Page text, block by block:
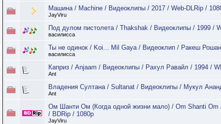
Машина / Machine / Видеоклипы / 2017 / Web-DLRip /
JayViru
Под дулом пистолета / Thakshak / Видеоклипы / 1999 /
василисса
Ты не одинок / Koi... Mil Gaya / Видеоклип / Ракеш
василисса
Каприз / Anjaam / Видеоклипы / Рахул Равайл / 1994 /
Ant
Владения Султана / Sultanat / Видеоклипы / Мукул
Ant
Ом Шанти Ом (Когда одной жизни мало) / Om Shanti
/ BDRip / 1080p
JayViru